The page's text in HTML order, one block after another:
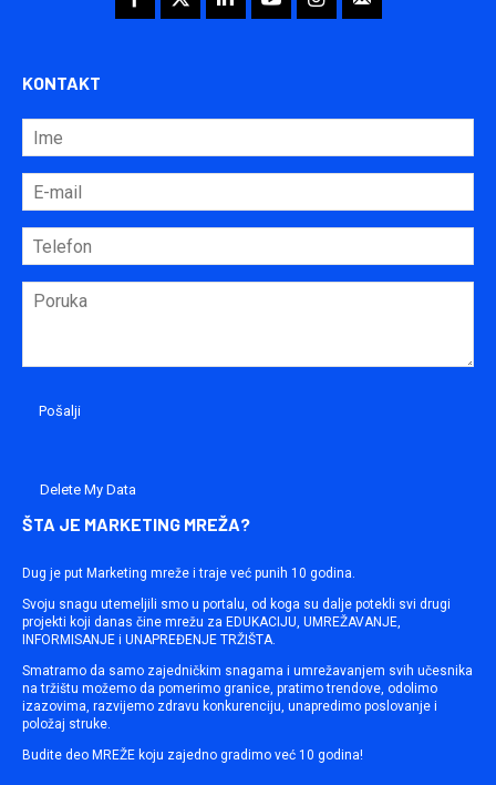
KONTAKT
Delete My Data
ŠTA JE MARKETING MREŽA?
Dug je put Marketing mreže i traje već punih 10 godina.
Svoju snagu utemeljili smo u portalu, od koga su dalje potekli svi drugi
projekti koji danas čine mrežu za EDUKACIJU, UMREŽAVANJE,
INFORMISANJE i UNAPREĐENJE TRŽIŠTA.
Smatramo da samo zajedničkim snagama i umrežavanjem svih učesnika
na tržištu možemo da pomerimo granice, pratimo trendove, odolimo
izazovima, razvijemo zdravu konkurenciju, unapredimo poslovanje i
položaj struke.
Budite deo MREŽE koju zajedno gradimo već 10 godina!